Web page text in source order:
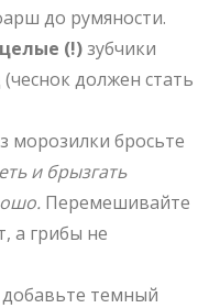
до румяности.
целые (!)зубчики
должен стать
морозилки бросьте
и брызгать
Перемешивайте
а грибы не
темный